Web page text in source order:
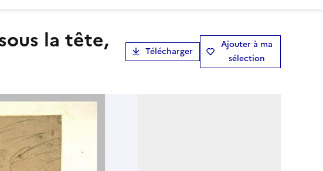
Télécharger
Ajouter à ma
sélection